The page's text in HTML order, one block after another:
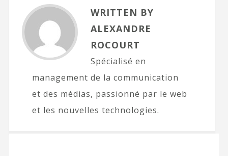
WRITTEN BY
ALEXANDRE
ROCOURT
Spécialisé en
management de la communication
et des médias, passionné par le web
et les nouvelles technologies.